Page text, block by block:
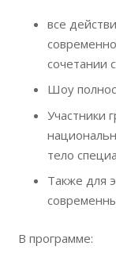
все
сочетании
Шоу
Участники
тело
Также для
В программе: